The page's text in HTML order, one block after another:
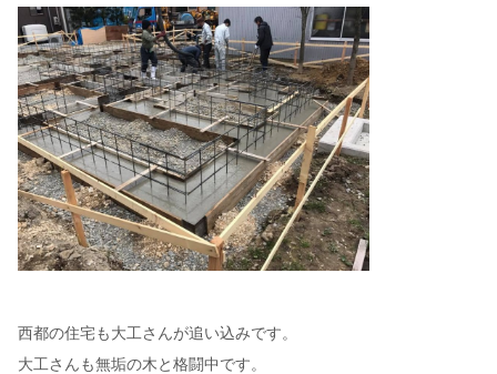
西都の住宅も大工さんが追い込みです。
大工さんも無垢の木と格闘中です。